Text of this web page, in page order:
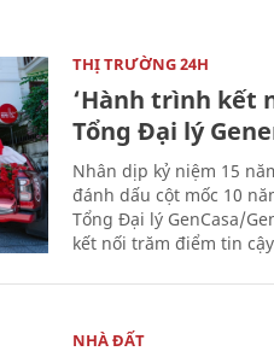
THỊ TRƯỜNG 24H
‘Hành trình kết
Tổng Đại lý
Nhân dịp kỷ niệm 15
đánh dấu cột mốc 10
Tổng Đại lý GenCasa/
kết nối trăm điểm tin
NHÀ ĐẤT